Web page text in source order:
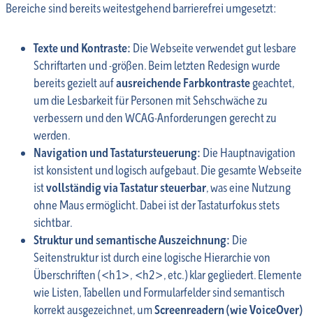
Bereiche sind bereits weitestgehend barrierefrei umgesetzt:
Texte und Kontraste: Die Webseite verwendet gut lesbare
Schriftarten und -größen. Beim letzten Redesign wurde
bereits gezielt aufausreichende Farbkontrastegeachtet,
um die Lesbarkeit für Personen mit Sehschwäche zu
verbessern und den WCAG-Anforderungen gerecht zu
werden.
Navigation und Tastatursteuerung: Die Hauptnavigation
ist konsistent und logisch aufgebaut. Die gesamte Webseite
istvollständig via Tastatur steuerbar, was eine Nutzung
ohne Maus ermöglicht. Dabei ist der Tastaturfokus stets
sichtbar.
Struktur und semantische Auszeichnung: Die
Seitenstruktur ist durch eine logische Hierarchie von
Überschriften (<h1>, <h2>, etc.) klar gegliedert. Elemente
wie Listen, Tabellen und Formularfelder sind semantisch
korrekt ausgezeichnet, umScreenreadern (wie VoiceOver)